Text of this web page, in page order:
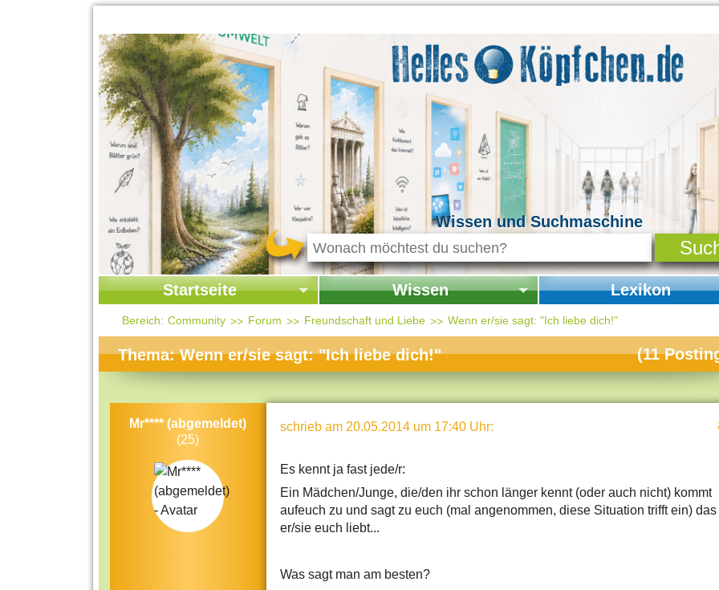
Wissen und Suchmaschine
Startseite
Startseite
Kontakt
Themen-Specials
Häufig gesucht
Beliebte Artikel
Wissen
Startseite Wissen
Geschichte & Kultur
Kolumne
Mensch & Natur
Gesellschaft & Politik
Universum
Kunst
Kinderuni
Lexikon
Startseite Lexikon
Bereich: Community Forum Freundschaft und Liebe Wenn er/sie sagt: "Ich liebe dich!"
Thema: Wenn er/sie sagt: "Ich liebe dich!" (11
Mr**** (abgemeldet)
(25)
schrieb am 20.05.2014 um 17:40 Uhr:
Es kennt ja fast jede/r:
Ein Mädchen/Junge, die/den ihr schon länger kennt (oder auch nicht) kommt
aufeuch zu und sagt zu euch (mal angenommen, diese Situation trifft ein) das
er/sie euch liebt...
Was sagt man am besten?